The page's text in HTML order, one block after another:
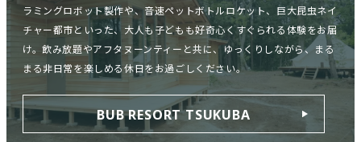
ラミングロボット製作や、音速ペットボトルロケット、巨大昆虫ネイ
チャー都市といった、大人も子どもも好奇心くすぐられる体験をお届
け。飲み放題やアフタヌーンティーと共に、ゆっくりしながら、まる
まる非日常を楽しめる休日をお過ごしください。
BUB RESORT TSUKUBA